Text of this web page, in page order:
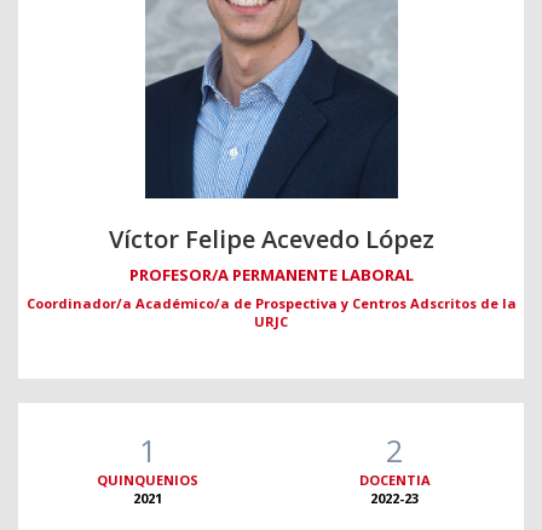
Víctor Felipe Acevedo López
PROFESOR/A PERMANENTE LABORAL
Coordinador/a Académico/a de Prospectiva y Centros Adscritos de la
URJC
1
QUINQUENIOS
2021
2
DOCENTIA
2022-23